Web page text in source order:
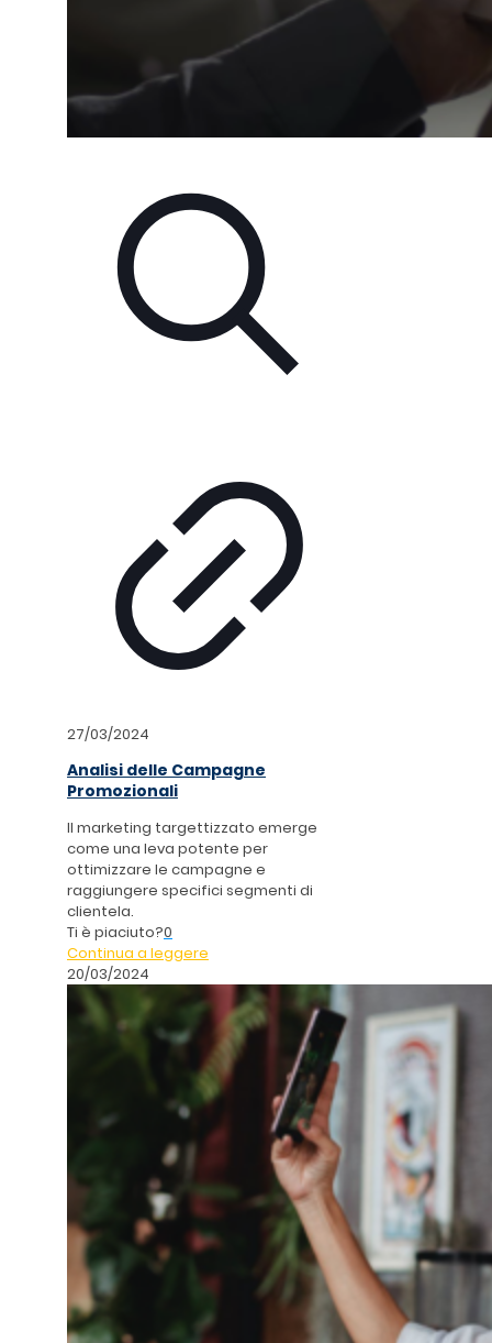
27/03/2024
Analisi delle Campagne
Promozionali
Il marketing targettizzato emerge
come una leva potente per
ottimizzare le campagne e
raggiungere specifici segmenti di
clientela.
Ti è piaciuto?0
Continua a leggere
20/03/2024